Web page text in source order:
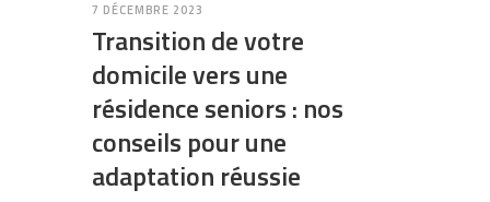
7 DÉCEMBRE 2023
Transition de votre
domicile vers une
résidence seniors : nos
conseils pour une
adaptation réussie